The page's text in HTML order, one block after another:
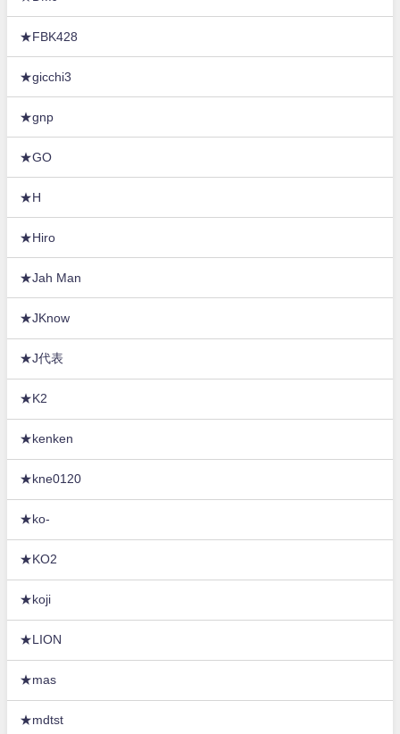
★FBK428
★gicchi3
★gnp
★GO
★H
★Hiro
★Jah Man
★JKnow
★J代表
★K2
★kenken
★kne0120
★ko-
★KO2
★koji
★LION
★mas
★mdtst